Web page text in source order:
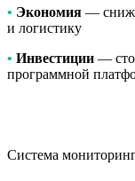
• Экономия —
и логистику
• Инвестиции —
программной
Система